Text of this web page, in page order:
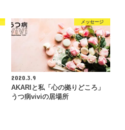
メッセージ
2020.3.9
AKARIと私「心の拠りどころ」
うつ病viviの居場所